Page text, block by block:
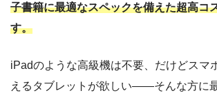
子書籍に最適なスペックを備えた超高コ
す。
iPadのような高級機は不要、だけどスマ
えるタブレットが欲しい――そんな方に